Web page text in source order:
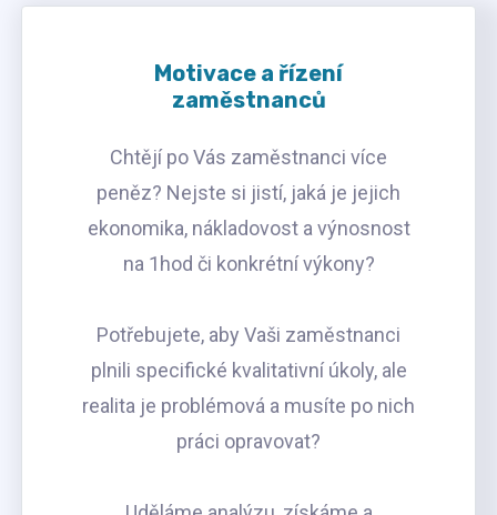
Motivace a řízení
zaměstnanců
Chtějí po Vás zaměstnanci více
peněz? Nejste si jistí, jaká je jejich
ekonomika, nákladovost a výnosnost
na 1hod či konkrétní výkony?
Potřebujete, aby Vaši zaměstnanci
plnili specifické kvalitativní úkoly, ale
realita je problémová a musíte po nich
práci opravovat?